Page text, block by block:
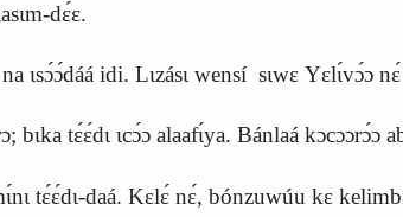
dɛ́ɛ.
ɩsɔ́ɔ́dáá idi. Lɩzásɩ wensí sɩwɛ Yɛlɩ́vɔ́ɔ
bɩka tɛ́ɛ́dɩ ɩcɔ́ɔ alaafɩ́ya. Bánlaá
tɛ́ɛ́dɩ-daá. Kɛlɛ́ nɛ́, bónzuwúu kɛ